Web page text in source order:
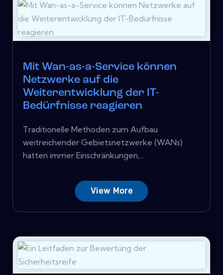
Mit Wan-as-a-Service können
Netzwerke auf die
Weiterentwicklung der IT-
Bedürfnisse reagieren
Traditionelle Methoden zum Aufbau
weitreichender Gebietsnetzwerke (WANs)
hatten immer Einschränkungen,...
View More